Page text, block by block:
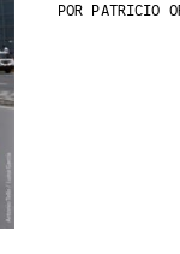
POR PATRICIO